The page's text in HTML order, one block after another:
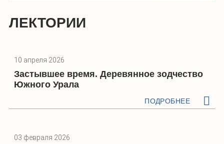
ЛЕКТОРИИ
10 апреля 2026
Застывшее время. Деревянное зодчество
Южного Урала
ПОДРОБНЕЕ
03 февраля 2026